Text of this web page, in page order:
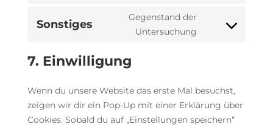
service
linkedin
Sonstiges
Gegenstand der
Untersuchung
Consent
7. Einwilligung
Wenn du unsere Website das erste Mal besuchst,
zeigen wir dir ein Pop-Up mit einer Erklärung über
Cookies. Sobald du auf „Einstellungen speichern“